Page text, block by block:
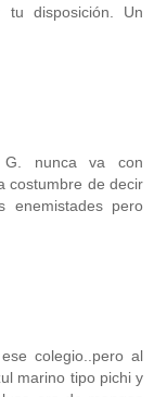
disposición. Un
G. nunca va con
costumbre de decir
enemistades pero
colegio..pero al
marino tipo pichi y